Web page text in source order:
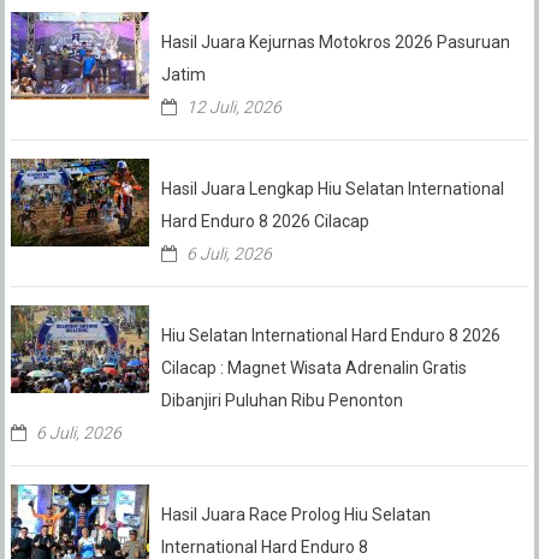
Hasil Juara Kejurnas Motokros 2026 Pasuruan
Jatim
12 Juli, 2026
Hasil Juara Lengkap Hiu Selatan International
Hard Enduro 8 2026 Cilacap
6 Juli, 2026
Hiu Selatan International Hard Enduro 8 2026
Cilacap : Magnet Wisata Adrenalin Gratis
Dibanjiri Puluhan Ribu Penonton
6 Juli, 2026
Hasil Juara Race Prolog Hiu Selatan
International Hard Enduro 8